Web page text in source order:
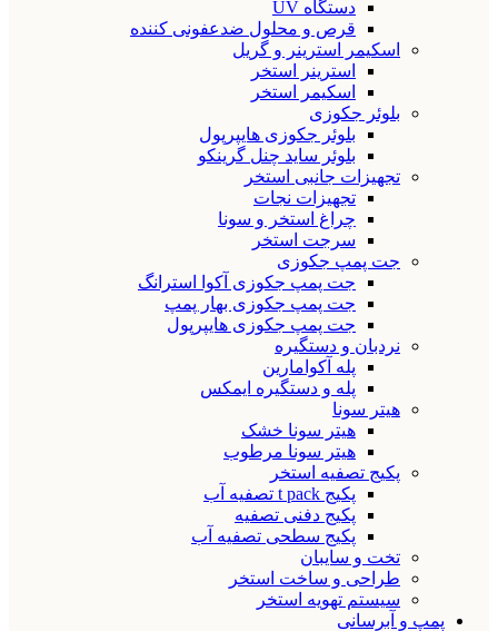
دستگاه UV
قرص و محلول ضدعفونی کننده
اسکیمر استرینر و گریل
استرینر استخر
اسکیمر استخر
بلوئر جکوزی
بلوئر جکوزی هایپرپول
بلوئر ساید چنل گرینکو
تجهیزات جانبی استخر
تجهیزات نجات
چراغ استخر و سونا
سرجت استخر
جت پمپ جکوزی
جت پمپ جکوزی آکوا استرانگ
جت پمپ جکوزی بهار پمپ
جت پمپ جکوزی هایپرپول
نردبان و دستگیره
پله آکوامارین
پله و دستگیره ایمکس
هیتر سونا
هیتر سونا خشک
هیتر سونا مرطوب
پکیج تصفیه استخر
پکیج t pack تصفیه آب
پکیج دفنی تصفیه
پکیج سطحی تصفیه آب
تخت و سایبان
طراحی و ساخت استخر
سیستم تهویه استخر
پمپ و آبرسانی